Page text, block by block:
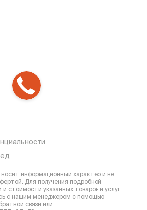
информационный характер и не
Для получения подробной
стоимости указанных товаров и услуг,
с нашим менеджером с помощью
связи или